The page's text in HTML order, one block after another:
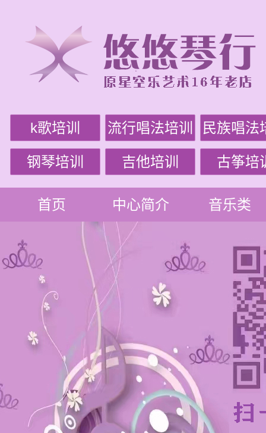
k歌培训 流行唱法培训 民族唱法
钢琴培训 吉他培训 古筝培
首页 中心简介 音乐类